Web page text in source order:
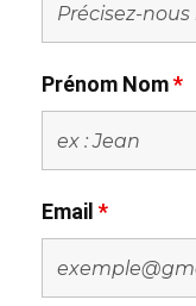
Prénom Nom*
Email *